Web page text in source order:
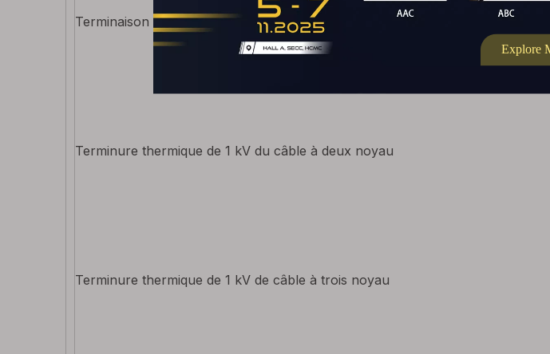
Terminaison de chaleur à câble mono-noyau de 1kV
Terminure thermique de 1 kV du câble à deux noyau
Terminure thermique de 1 kV de câble à trois noyau